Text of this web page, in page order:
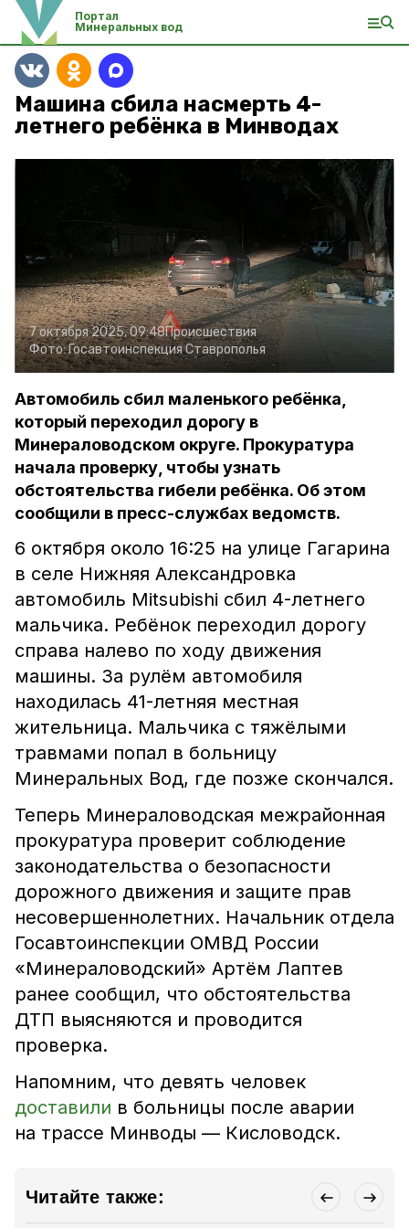
Портал
Минеральных вод
Машина сбила насмерть 4-
летнего ребёнка в Минводах
7 октября 2025, 09:48Происшествия
Фото:Госавтоинспекция Ставрополья
Автомобиль сбил маленького ребёнка,
который переходил дорогу в
Минераловодском округе. Прокуратура
начала проверку, чтобы узнать
обстоятельства гибели ребёнка. Об этом
сообщили в пресс-службах ведомств.
6 октября около 16:25 на улице Гагарина
в селе Нижняя Александровка
автомобиль Mitsubishi сбил 4-летнего
мальчика. Ребёнок переходил дорогу
справа налево по ходу движения
машины. За рулём автомобиля
находилась 41-летняя местная
жительница. Мальчика с тяжёлыми
травмами попал в больницу
Минеральных Вод, где позже скончался.
Теперь Минераловодская межрайонная
прокуратура проверит соблюдение
законодательства о безопасности
дорожного движения и защите прав
несовершеннолетних. Начальник отдела
Госавтоинспекции ОМВД России
«Минераловодский» Артём Лаптев
ранее сообщил, что обстоятельства
ДТП выясняются и проводится
проверка.
Напомним, что девять человек
доставили в больницы после аварии
на трассе Минводы — Кисловодск.
Читайте также: